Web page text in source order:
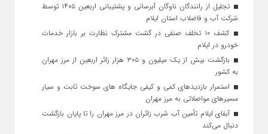
تجلیل از رانندگان ناوگان آبرسانی و پشتیبانی اربعین ۱۴۰۵ توسط
شرکت آب و فاضلاب استان ایلام
کشف ۱۰ تخلف صنفی در گشت مشترک نظارت بر بازار خدمات
خودرو در ایلام
بازگشت بیش از یک میلیون و ۳۰۵ هزار زائر اربعین از مرز مهران
به کشور
استمرار بازدیدهای کمی و کیفی جایگاه‌ های سوخت ثابت و سیار
مسیرهای مواصلاتی به مرز مهران
آبفای ایلام تأمین آب شرب زائران در مرز مهران را تا پایان بازگشت
دنبال می‌کند